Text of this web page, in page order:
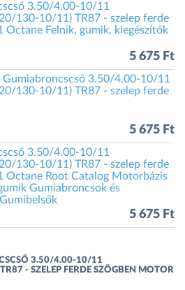
3.50/4.00-10/11
130-10/11) TR87 - szelep ferde
Octane Felnik, gumik, kiegészítők
5 675 Ft
Gumiabroncscső 3.50/4.00-10/11
130-10/11) TR87 - szelep ferde
5 675 Ft
3.50/4.00-10/11
130-10/11) TR87 - szelep ferde
Octane Root Catalog Motorbázis
Gumiabroncsok és
5 675 Ft
3.50/4.00-10/11
- SZELEP FERDE SZÖGBEN MOTOR